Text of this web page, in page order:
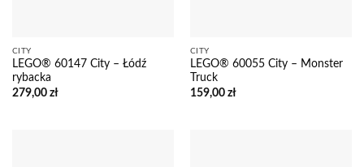
CITY
LEGO® 60147 City – Łódź
rybacka
279,00 zł
CITY
LEGO® 60055 City – Monster
Truck
159,00 zł